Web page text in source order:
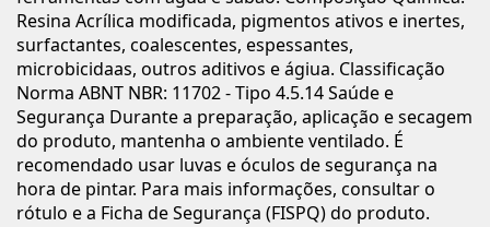
Resina Acrílica modificada, pigmentos ativos e inertes,
surfactantes, coalescentes, espessantes,
microbicidaas, outros aditivos e ágiua. Classificação
Norma ABNT NBR: 11702 - Tipo 4.5.14 Saúde e
Segurança Durante a preparação, aplicação e secagem
do produto, mantenha o ambiente ventilado. É
recomendado usar luvas e óculos de segurança na
hora de pintar. Para mais informações, consultar o
rótulo e a Ficha de Segurança (FISPQ) do produto.